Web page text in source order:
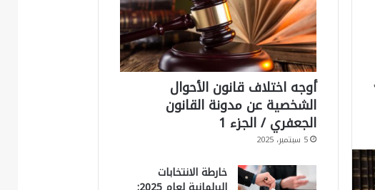
أوجه اختلاف قانون الأحوال
الشخصية عن مدونة القانون
الجعفري / الجزء 1
5 سبتمبر، 2025
خارطة الانتخابات